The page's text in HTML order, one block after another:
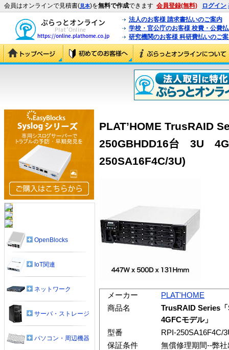
会員はオンラインで見積書(見本)を無料で作成できます 会員登録(無料) ログイン
法人のお客様 請求書払いのご案内
学校・官公庁のお客様 校費・公費
研究機関のお客様 科研費払いのご
PLAT’HOME TrusRAID
250GBHDD16台 3U
250SA16F4C/3U)
メーカー
PLAT'HOME
商品名
TrusRAID Series
4GFCモデル」
型番
RPI-250SA16F4C/
保証条件
無償修理期間--弊
OpenBlocks
IoT関連
ネットワーク
サーバ・ストレージ
パソコン・周辺機器